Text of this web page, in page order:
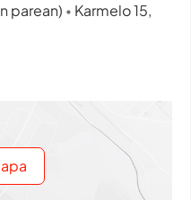
parean) • Karmelo 15,